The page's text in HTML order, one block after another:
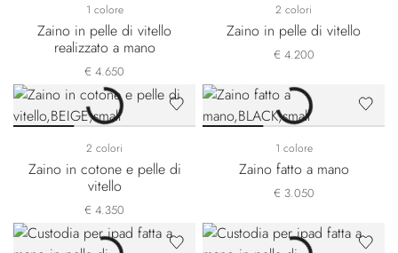
1 colore
Zaino in pelle di vitello
realizzato a mano
€ 4.650
2 colori
Zaino in pelle di vitello
€ 4.200
2 colori
Zaino in cotone e pelle di
vitello
€ 4.350
1 colore
Zaino fatto a mano
€ 3.050